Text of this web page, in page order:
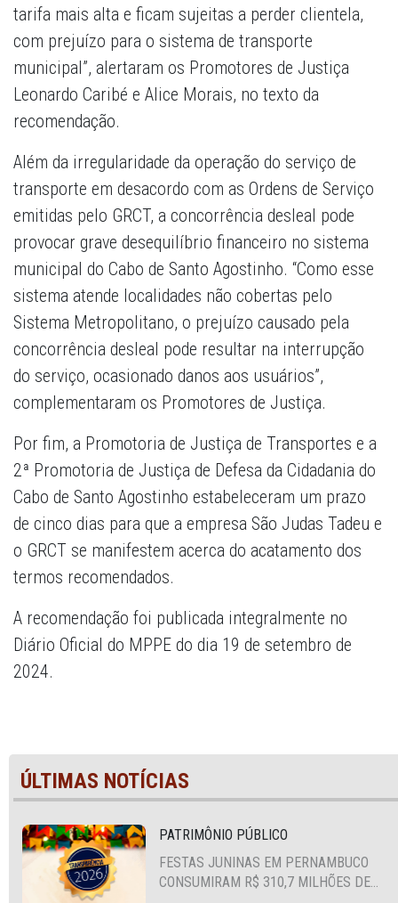
tarifa mais alta e ficam sujeitas a perder clientela,
com prejuízo para o sistema de transporte
municipal”, alertaram os Promotores de Justiça
Leonardo Caribé e Alice Morais, no texto da
recomendação.
Além da irregularidade da operação do serviço de
transporte em desacordo com as Ordens de Serviço
emitidas pelo GRCT, a concorrência desleal pode
provocar grave desequilíbrio financeiro no sistema
municipal do Cabo de Santo Agostinho. “Como esse
sistema atende localidades não cobertas pelo
Sistema Metropolitano, o prejuízo causado pela
concorrência desleal pode resultar na interrupção
do serviço, ocasionado danos aos usuários”,
complementaram os Promotores de Justiça.
Por fim, a Promotoria de Justiça de Transportes e a
2ª Promotoria de Justiça de Defesa da Cidadania do
Cabo de Santo Agostinho estabeleceram um prazo
de cinco dias para que a empresa São Judas Tadeu e
o GRCT se manifestem acerca do acatamento dos
termos recomendados.
A recomendação foi publicada integralmente no
Diário Oficial do MPPE do dia 19 de setembro de
2024.
ÚLTIMAS NOTÍCIAS
PATRIMÔNIO PÚBLICO
FESTAS JUNINAS EM PERNAMBUCO
CONSUMIRAM R$ 310,7 MILHÕES DE